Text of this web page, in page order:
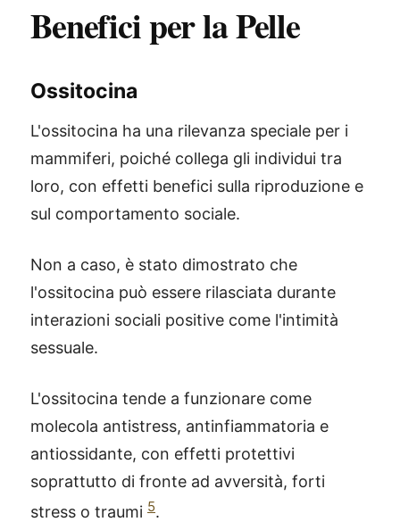
Benefici per la Pelle
Ossitocina
L'ossitocina ha una rilevanza speciale per i
mammiferi, poiché collega gli individui tra
loro, con effetti benefici sulla riproduzione e
sul comportamento sociale.
Non a caso, è stato dimostrato che
l'ossitocina può essere rilasciata durante
interazioni sociali positive come l'intimità
sessuale.
L'ossitocina tende a funzionare come
molecola antistress, antinfiammatoria e
antiossidante, con effetti protettivi
soprattutto di fronte ad avversità, forti
stress o traumi 5.